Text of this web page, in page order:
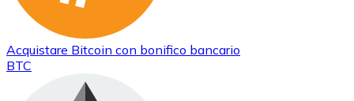
Acquistare Bitcoin con bonifico bancario
BTC